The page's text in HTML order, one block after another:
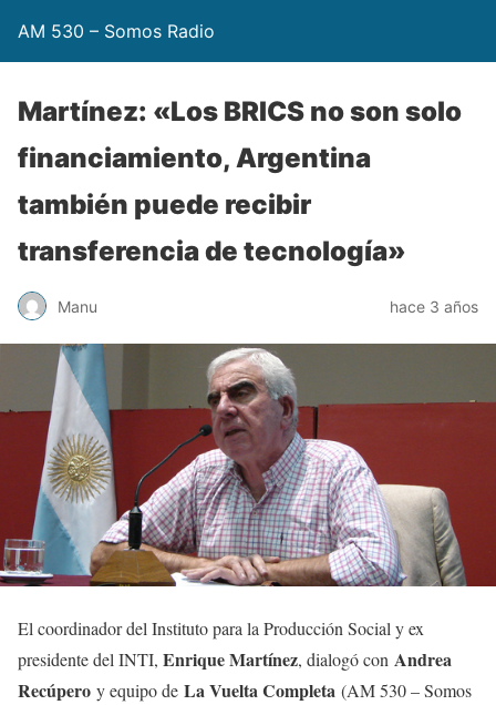
AM 530 – Somos Radio
Martínez: «Los BRICS no son solo
financiamiento, Argentina
también puede recibir
transferencia de tecnología»
Manu hace 3 años
El coordinador del Instituto para la Producción Social y ex
presidente del INTI, Enrique Martínez, dialogó con Andrea
Recúpero y equipo de La Vuelta Completa (AM 530 – Somos